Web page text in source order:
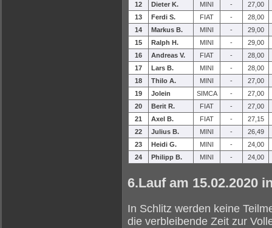
12
Dieter K. MINI -
27,00
13
Ferdi S. FIAT -
28,00
14
Markus B. MINI -
29,00
15
Ralph H. MINI -
29,00
16
Andreas V. FIAT -
28,00
17
Lars B. MINI -
28,00
18
Thilo A. MINI -
27,00
19
Jolein SIMCA -
27,00
20
Berit R. FIAT -
27,00
21
Axel B. FIAT -
27,15
22
Julius B. MINI -
26,49
23
Heidi G. MINI -
24,00
24
Philipp B. MINI - 24,00
6.Lauf am 15.02.2020
In Schlitz werden keine
die verbleibende Zeit zur